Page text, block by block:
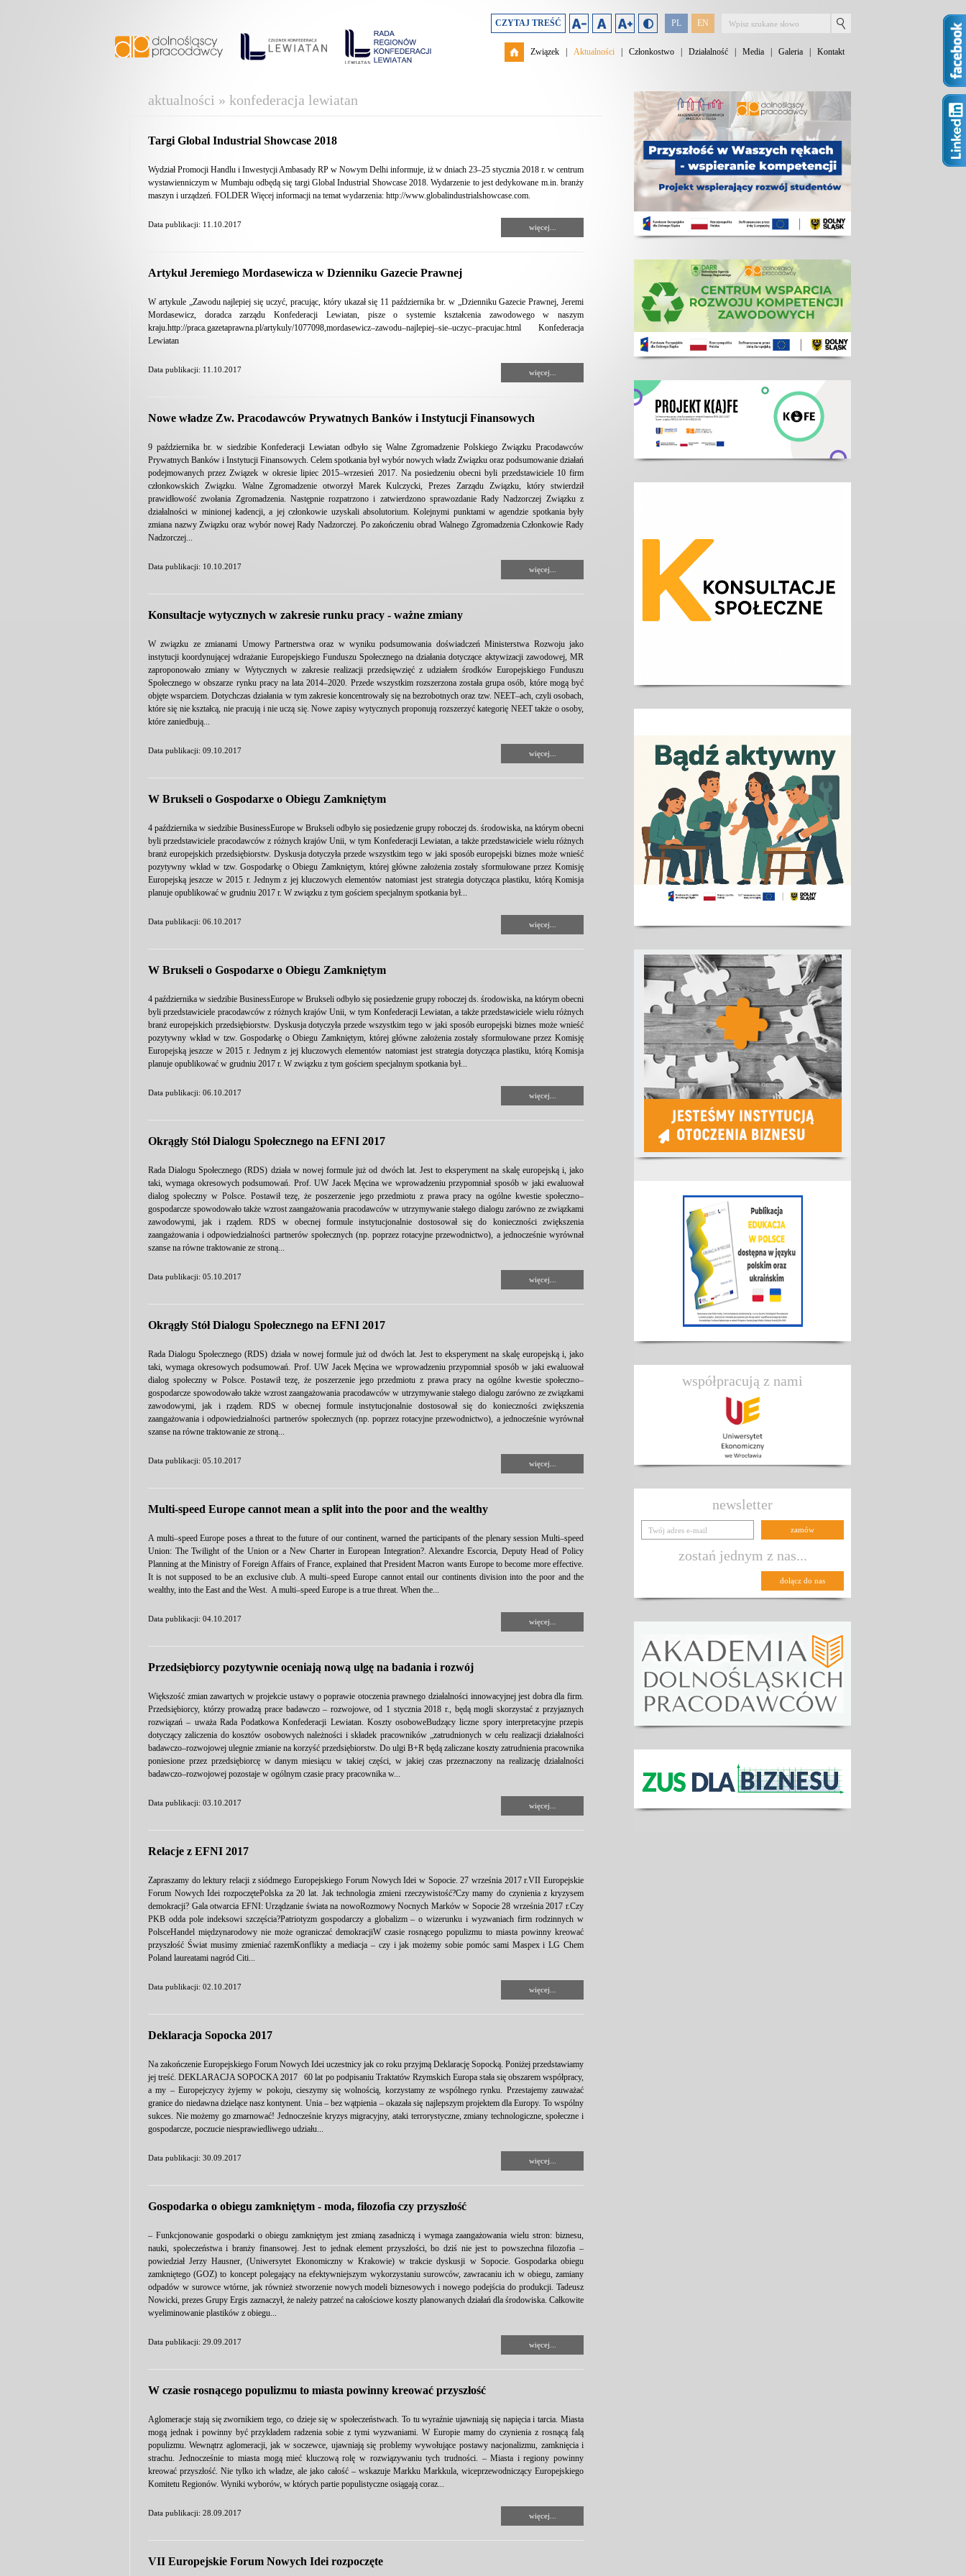
PL EN
CZYTAJ TREŚĆ
Związek Aktualności Członkostwo Działalność Media Galeria Kontakt
aktualności » konfederacja lewiatan
Targi Global Industrial Showcase 2018
Wydział Promocji Handlu i Inwestycji Ambasady RP w Nowym Delhi informuje, iż w dniach 23–25 stycznia 2018 r. w centrum
wystawienniczym w Mumbaju odbędą się targi Global Industrial Showcase 2018. Wydarzenie to jest dedykowane m.in. branży
maszyn i urządzeń. FOLDER Więcej informacji na temat wydarzenia: http://www.globalindustrialshowcase.com.
Data publikacji: 11.10.2017 więcej...
Artykuł Jeremiego Mordasewicza w Dzienniku Gazecie Prawnej
W artykule „Zawodu najlepiej się uczyć, pracując, który ukazał się 11 października br. w „Dzienniku Gazecie Prawnej, Jeremi
Mordasewicz, doradca zarządu Konfederacji Lewiatan, pisze o systemie kształcenia zawodowego w naszym
kraju.http://praca.gazetaprawna.pl/artykuly/1077098,mordasewicz–zawodu–najlepiej–sie–uczyc–pracujac.html Konfederacja
Lewiatan
Data publikacji: 11.10.2017 więcej...
Nowe władze Zw. Pracodawców Prywatnych Banków i Instytucji Finansowych
9 października br. w siedzibie Konfederacji Lewiatan odbyło się Walne Zgromadzenie Polskiego Związku Pracodawców
Prywatnych Banków i Instytucji Finansowych. Celem spotkania był wybór nowych władz Związku oraz podsumowanie działań
podejmowanych przez Związek w okresie lipiec 2015–wrzesień 2017. Na posiedzeniu obecni byli przedstawiciele 10 firm
członkowskich Związku. Walne Zgromadzenie otworzył Marek Kulczycki, Prezes Zarządu Związku, który stwierdził
prawidłowość zwołania Zgromadzenia. Następnie rozpatrzono i zatwierdzono sprawozdanie Rady Nadzorczej Związku z
działalności w minionej kadencji, a jej członkowie uzyskali absolutorium. Kolejnymi punktami w agendzie spotkania były
zmiana nazwy Związku oraz wybór nowej Rady Nadzorczej. Po zakończeniu obrad Walnego Zgromadzenia Członkowie Rady
Nadzorczej...
Data publikacji: 10.10.2017 więcej...
Konsultacje wytycznych w zakresie runku pracy - ważne zmiany
W związku ze zmianami Umowy Partnerstwa oraz w wyniku podsumowania doświadczeń Ministerstwa Rozwoju jako
instytucji koordynującej wdrażanie Europejskiego Funduszu Społecznego na działania dotyczące aktywizacji zawodowej, MR
zaproponowało zmiany w Wytycznych w zakresie realizacji przedsięwzięć z udziałem środków Europejskiego Funduszu
Społecznego w obszarze rynku pracy na lata 2014–2020. Przede wszystkim rozszerzona została grupa osób, które mogą być
objęte wsparciem. Dotychczas działania w tym zakresie koncentrowały się na bezrobotnych oraz tzw. NEET–ach, czyli osobach,
które się nie kształcą, nie pracują i nie uczą się. Nowe zapisy wytycznych proponują rozszerzyć kategorię NEET także o osoby,
które zaniedbują...
Data publikacji: 09.10.2017 więcej...
W Brukseli o Gospodarxe o Obiegu Zamkniętym
4 października w siedzibie BusinessEurope w Brukseli odbyło się posiedzenie grupy roboczej ds. środowiska, na którym obecni
byli przedstawiciele pracodawców z różnych krajów Unii, w tym Konfederacji Lewiatan, a także przedstawiciele wielu różnych
branż europejskich przedsiębiorstw. Dyskusja dotyczyła przede wszystkim tego w jaki sposób europejski biznes może wnieść
pozytywny wkład w tzw. Gospodarkę o Obiegu Zamkniętym, której główne założenia zostały sformułowane przez Komisję
Europejską jeszcze w 2015 r. Jednym z jej kluczowych elementów natomiast jest strategia dotycząca plastiku, którą Komisja
planuje opublikować w grudniu 2017 r. W związku z tym gościem specjalnym spotkania był...
Data publikacji: 06.10.2017 więcej...
W Brukseli o Gospodarxe o Obiegu Zamkniętym
4 października w siedzibie BusinessEurope w Brukseli odbyło się posiedzenie grupy roboczej ds. środowiska, na którym obecni
byli przedstawiciele pracodawców z różnych krajów Unii, w tym Konfederacji Lewiatan, a także przedstawiciele wielu różnych
branż europejskich przedsiębiorstw. Dyskusja dotyczyła przede wszystkim tego w jaki sposób europejski biznes może wnieść
pozytywny wkład w tzw. Gospodarkę o Obiegu Zamkniętym, której główne założenia zostały sformułowane przez Komisję
Europejską jeszcze w 2015 r. Jednym z jej kluczowych elementów natomiast jest strategia dotycząca plastiku, którą Komisja
planuje opublikować w grudniu 2017 r. W związku z tym gościem specjalnym spotkania był...
Data publikacji: 06.10.2017 więcej...
Okrągły Stół Dialogu Społecznego na EFNI 2017
Rada Dialogu Społecznego (RDS) działa w nowej formule już od dwóch lat. Jest to eksperyment na skalę europejską i, jako
taki, wymaga okresowych podsumowań. Prof. UW Jacek Męcina we wprowadzeniu przypomniał sposób w jaki ewaluował
dialog społeczny w Polsce. Postawił tezę, że poszerzenie jego przedmiotu z prawa pracy na ogólne kwestie społeczno–
gospodarcze spowodowało także wzrost zaangażowania pracodawców w utrzymywanie stałego dialogu zarówno ze związkami
zawodowymi, jak i rządem. RDS w obecnej formule instytucjonalnie dostosował się do konieczności zwiększenia
zaangażowania i odpowiedzialności partnerów społecznych (np. poprzez rotacyjne przewodnictwo), a jednocześnie wyrównał
szanse na równe traktowanie ze stroną...
Data publikacji: 05.10.2017 więcej...
Okrągły Stół Dialogu Społecznego na EFNI 2017
Rada Dialogu Społecznego (RDS) działa w nowej formule już od dwóch lat. Jest to eksperyment na skalę europejską i, jako
taki, wymaga okresowych podsumowań. Prof. UW Jacek Męcina we wprowadzeniu przypomniał sposób w jaki ewaluował
dialog społeczny w Polsce. Postawił tezę, że poszerzenie jego przedmiotu z prawa pracy na ogólne kwestie społeczno–
gospodarcze spowodowało także wzrost zaangażowania pracodawców w utrzymywanie stałego dialogu zarówno ze związkami
zawodowymi, jak i rządem. RDS w obecnej formule instytucjonalnie dostosował się do konieczności zwiększenia
zaangażowania i odpowiedzialności partnerów społecznych (np. poprzez rotacyjne przewodnictwo), a jednocześnie wyrównał
szanse na równe traktowanie ze stroną...
Data publikacji: 05.10.2017 więcej...
Multi-speed Europe cannot mean a split into the poor and the wealthy
A multi–speed Europe poses a threat to the future of our continent, warned the participants of the plenary session Multi–speed
Union: The Twilight of the Union or a New Charter in European Integration?. Alexandre Escorcia, Deputy Head of Policy
Planning at the Ministry of Foreign Affairs of France, explained that President Macron wants Europe to become more effective.
It is not supposed to be an exclusive club. A multi–speed Europe cannot entail our continents division into the poor and the
wealthy, into the East and the West. A multi–speed Europe is a true threat. When the...
Data publikacji: 04.10.2017 więcej...
Przedsiębiorcy pozytywnie oceniają nową ulgę na badania i rozwój
Większość zmian zawartych w projekcie ustawy o poprawie otoczenia prawnego działalności innowacyjnej jest dobra dla firm.
Przedsiębiorcy, którzy prowadzą prace badawczo – rozwojowe, od 1 stycznia 2018 r., będą mogli skorzystać z przyjaznych
rozwiązań – uważa Rada Podatkowa Konfederacji Lewiatan. Koszty osoboweBudzący liczne spory interpretacyjne przepis
dotyczący zaliczenia do kosztów osobowych należności i składek pracowników „zatrudnionych w celu realizacji działalności
badawczo–rozwojowej ulegnie zmianie na korzyść przedsiębiorstw. Do ulgi B+R będą zaliczane koszty zatrudnienia pracownika
poniesione przez przedsiębiorcę w danym miesiącu w takiej części, w jakiej czas przeznaczony na realizację działalności
badawczo–rozwojowej pozostaje w ogólnym czasie pracy pracownika w...
Data publikacji: 03.10.2017 więcej...
Relacje z EFNI 2017
Zapraszamy do lektury relacji z siódmego Europejskiego Forum Nowych Idei w Sopocie. 27 września 2017 r.VII Europejskie
Forum Nowych Idei rozpoczętePolska za 20 lat. Jak technologia zmieni rzeczywistość?Czy mamy do czynienia z kryzysem
demokracji? Gala otwarcia EFNI: Urządzanie świata na nowoRozmowy Nocnych Marków w Sopocie 28 września 2017 r.Czy
PKB odda pole indeksowi szczęścia?Patriotyzm gospodarczy a globalizm – o wizerunku i wyzwaniach firm rodzinnych w
PolsceHandel międzynarodowy nie może ograniczać demokracjiW czasie rosnącego populizmu to miasta powinny kreować
przyszłość Świat musimy zmieniać razemKonflikty a mediacja – czy i jak możemy sobie pomóc sami Maspex i LG Chem
Poland laureatami nagród Citi...
Data publikacji: 02.10.2017 więcej...
Deklaracja Sopocka 2017
Na zakończenie Europejskiego Forum Nowych Idei uczestnicy jak co roku przyjmą Deklarację Sopocką. Poniżej przedstawiamy
jej treść. DEKLARACJA SOPOCKA 2017 60 lat po podpisaniu Traktatów Rzymskich Europa stała się obszarem współpracy,
a my – Europejczycy żyjemy w pokoju, cieszymy się wolnością, korzystamy ze wspólnego rynku. Przestajemy zauważać
granice do niedawna dzielące nasz kontynent. Unia – bez wątpienia – okazała się najlepszym projektem dla Europy. To wspólny
sukces. Nie możemy go zmarnować! Jednocześnie kryzys migracyjny, ataki terrorystyczne, zmiany technologiczne, społeczne i
gospodarcze, poczucie niesprawiedliwego udziału...
Data publikacji: 30.09.2017 więcej...
Gospodarka o obiegu zamkniętym - moda, filozofia czy przyszłość
– Funkcjonowanie gospodarki o obiegu zamkniętym jest zmianą zasadniczą i wymaga zaangażowania wielu stron: biznesu,
nauki, społeczeństwa i branży finansowej. Jest to jednak element przyszłości, bo dziś nie jest to powszechna filozofia –
powiedział Jerzy Hausner, (Uniwersytet Ekonomiczny w Krakowie) w trakcie dyskusji w Sopocie. Gospodarka obiegu
zamkniętego (GOZ) to koncept polegający na efektywniejszym wykorzystaniu surowców, zawracaniu ich w obiegu, zamiany
odpadów w surowce wtórne, jak również stworzenie nowych modeli biznesowych i nowego podejścia do produkcji. Tadeusz
Nowicki, prezes Grupy Ergis zaznaczył, że należy patrzeć na całościowe koszty planowanych działań dla środowiska. Całkowite
wyeliminowanie plastików z obiegu...
Data publikacji: 29.09.2017 więcej...
W czasie rosnącego populizmu to miasta powinny kreować przyszłość
Aglomeracje stają się zwornikiem tego, co dzieje się w społeczeństwach. To tu wyraźnie ujawniają się napięcia i tarcia. Miasta
mogą jednak i powinny być przykładem radzenia sobie z tymi wyzwaniami. W Europie mamy do czynienia z rosnącą falą
populizmu. Wewnątrz aglomeracji, jak w soczewce, ujawniają się problemy wywołujące postawy nacjonalizmu, zamknięcia i
strachu. Jednocześnie to miasta mogą mieć kluczową rolę w rozwiązywaniu tych trudności. – Miasta i regiony powinny
kreować przyszłość. Nie tylko ich władze, ale jako całość – wskazuje Markku Markkula, wiceprzewodniczący Europejskiego
Komitetu Regionów. Wyniki wyborów, w których partie populistyczne osiągają coraz...
Data publikacji: 28.09.2017 więcej...
VII Europejskie Forum Nowych Idei rozpoczęte
współpracują z nami
newsletter
zostań jednym z nas...